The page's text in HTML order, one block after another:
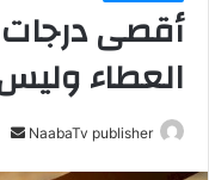
أقصى
العطاء
NaabaTv publisher